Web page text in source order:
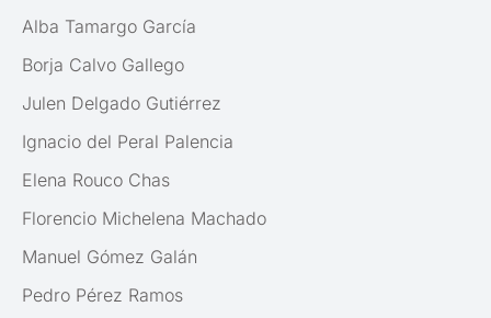
Alba Tamargo García
Borja Calvo Gallego
Julen Delgado Gutiérrez
Ignacio del Peral Palencia
Elena Rouco Chas
Florencio Michelena Machado
Manuel Gómez Galán
Pedro Pérez Ramos